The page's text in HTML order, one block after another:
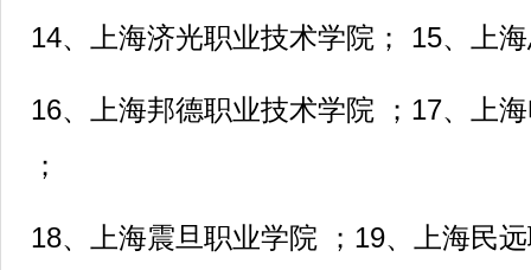
14、上海济光职业技术学院； 15、上
16、上海邦德职业技术学院 ；17、上
；
18、上海震旦职业学院 ；19、上海民